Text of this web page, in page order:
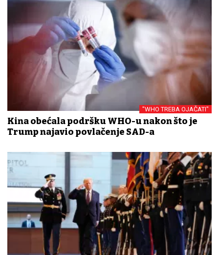
"WHO TREBA OJAČATI"
Kina obećala podršku WHO-u nakon što je
Trump najavio povlačenje SAD-a